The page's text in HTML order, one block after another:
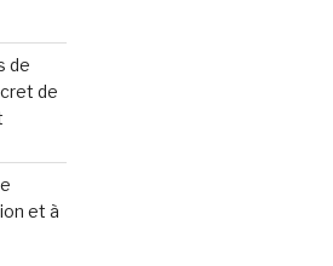
de
de
et à